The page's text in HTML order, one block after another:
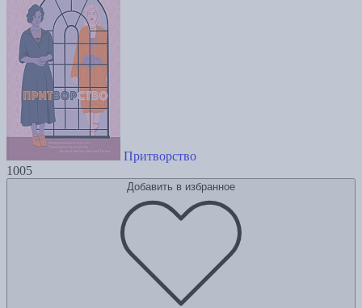
Притворство
1005
Добавить в избранное